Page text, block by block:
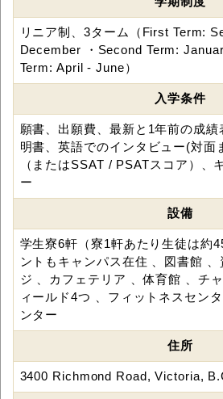
リニア制、3ターム（First Term:
December ・Second Term:
Term: April - June）
入学条件
願書、出願費、最新と1年前の成
明書、英語でのインタビュー(対面
（またはSSAT / PSATスコア）、
ー
設備
学生寮6軒（寮1軒あたり生徒は約
ントもキャンパス在住 、図書館
ジ 、カフェテリア 、体育館 、チ
ィールド4つ 、フィットネスセン
ンター
住所
3400 Richmond Road, Victoria,